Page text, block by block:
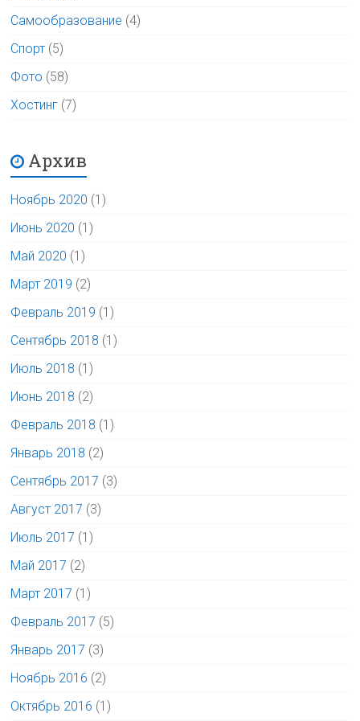
Самообразование (4)
Спорт (5)
Фото (58)
Хостинг (7)
Архив
Ноябрь 2020 (1)
Июнь 2020 (1)
Май 2020 (1)
Март 2019 (2)
Февраль 2019 (1)
Сентябрь 2018 (1)
Июль 2018 (1)
Июнь 2018 (2)
Февраль 2018 (1)
Январь 2018 (2)
Сентябрь 2017 (3)
Август 2017 (3)
Июль 2017 (1)
Май 2017 (2)
Март 2017 (1)
Февраль 2017 (5)
Январь 2017 (3)
Ноябрь 2016 (2)
Октябрь 2016 (1)